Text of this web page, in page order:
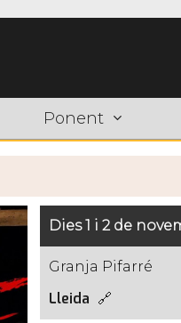
Ponent
Dies 1 i 2 de
Granja Pifarré
Lleida